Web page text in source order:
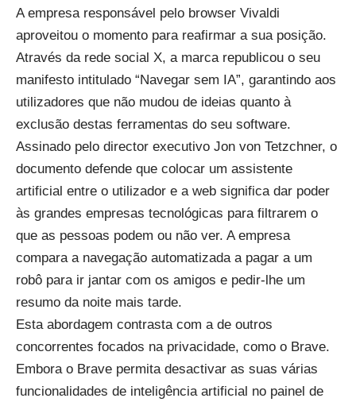
A empresa responsável pelo browser Vivaldi
aproveitou o momento para reafirmar a sua posição.
Através da rede social X, a marca republicou o seu
manifesto intitulado “Navegar sem IA”, garantindo aos
utilizadores que não mudou de ideias quanto à
exclusão destas ferramentas do seu software.
Assinado pelo director executivo Jon von Tetzchner, o
documento defende que colocar um assistente
artificial entre o utilizador e a web significa dar poder
às grandes empresas tecnológicas para filtrarem o
que as pessoas podem ou não ver. A empresa
compara a navegação automatizada a pagar a um
robô para ir jantar com os amigos e pedir-lhe um
resumo da noite mais tarde.
Esta abordagem contrasta com a de outros
concorrentes focados na privacidade, como o Brave.
Embora o Brave permita desactivar as suas várias
funcionalidades de inteligência artificial no painel de